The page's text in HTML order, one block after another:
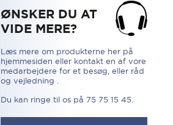
ØNSKER DU AT
VIDE MERE?
Læs mere om produkterne her på
hjemmesiden eller kontakt en af vore
medarbejdere for et besøg, eller råd
og vejledning .
Du kan ringe til os på 75 75 15 45.